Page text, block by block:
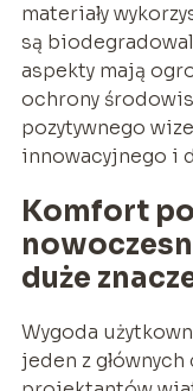
materiały
są
aspekty mają
ochrony
pozytywnego
innowacyjnego i
Komfort
duże
Wygoda
jeden z